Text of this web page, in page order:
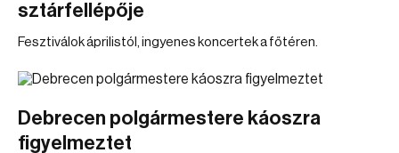
sztárfellépője
Fesztiválok áprilistól, ingyenes koncertek a főtéren.
Debrecen polgármestere káoszra
figyelmeztet